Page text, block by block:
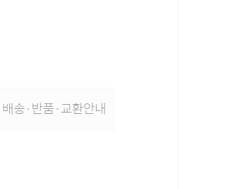
배송·반품·교환안내